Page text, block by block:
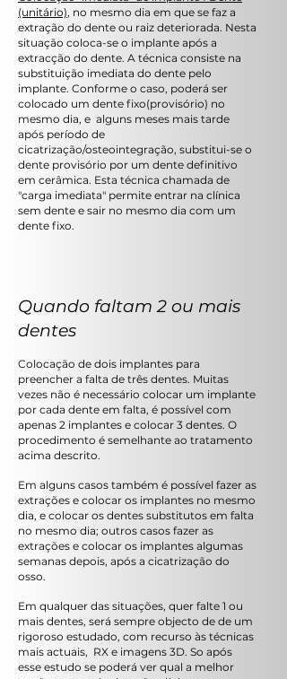
(unitário), no mesmo dia em que se faz a
extração do dente ou raiz deteriorada. Nesta
situação coloca-se o implante após a
extracção do dente. A técnica consiste na
substituição imediata do dente pelo
implante. Conforme o caso, poderá ser
colocado um dente fixo(provisório) no
mesmo dia, e alguns meses mais tarde
após período de
cicatrização/osteointegração, substitui-se o
dente provisório por um dente definitivo
em cerâmica. Esta técnica chamada de
"carga imediata" permite entrar na clínica
sem dente e sair no mesmo dia com um
dente fixo.
Quando faltam 2 ou mais
dentes
Colocação de dois implantes para
preencher a falta de três dentes. Muitas
vezes não é necessário colocar um implante
por cada dente em falta, é possível com
apenas 2 implantes e colocar 3 dentes. O
procedimento é semelhante ao tratamento
acima descrito.
Em alguns casos também é possível fazer as
extrações e colocar os implantes no mesmo
dia, e colocar os dentes substitutos em falta
no mesmo dia; outros casos fazer as
extrações e colocar os implantes algumas
semanas depois, após a cicatrização do
osso.
Em qualquer das situações, quer falte 1 ou
mais dentes, será sempre objecto de de um
rigoroso estudado, com recurso às técnicas
mais actuais, RX e imagens 3D. So após
esse estudo se poderá ver qual a melhor